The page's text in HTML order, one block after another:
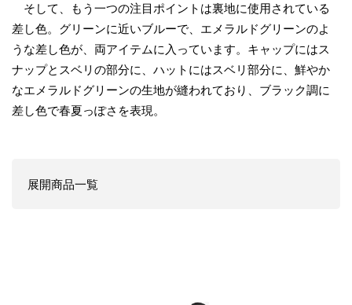
そして、もう一つの注目ポイントは裏地に使用されている
差し色。グリーンに近いブルーで、エメラルドグリーンのよ
うな差し色が、両アイテムに入っています。キャップにはス
ナップとスベリの部分に、ハットにはスベリ部分に、鮮やか
なエメラルドグリーンの生地が縫われており、ブラック調に
差し色で春夏っぽさを表現。
展開商品一覧